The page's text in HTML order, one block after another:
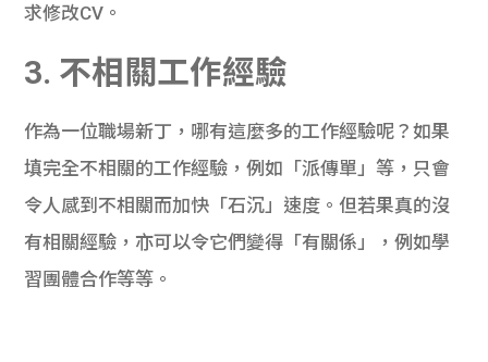
求修改CV。
3. 不相關工作經驗
作為一位職場新丁，哪有這麼多的工作經驗呢？如果
填完全不相關的工作經驗，例如「派傳單」等，只會
令人感到不相關而加快「石沉」速度。但若果真的沒
有相關經驗，亦可以令它們變得「有關係」，例如學
習團體合作等等。